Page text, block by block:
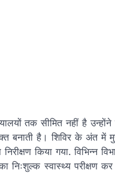
तक सीमित नहीं है
है। शिविर के अंत में
निरीक्षण किया गया.
निःशुल्क स्वास्थ्य